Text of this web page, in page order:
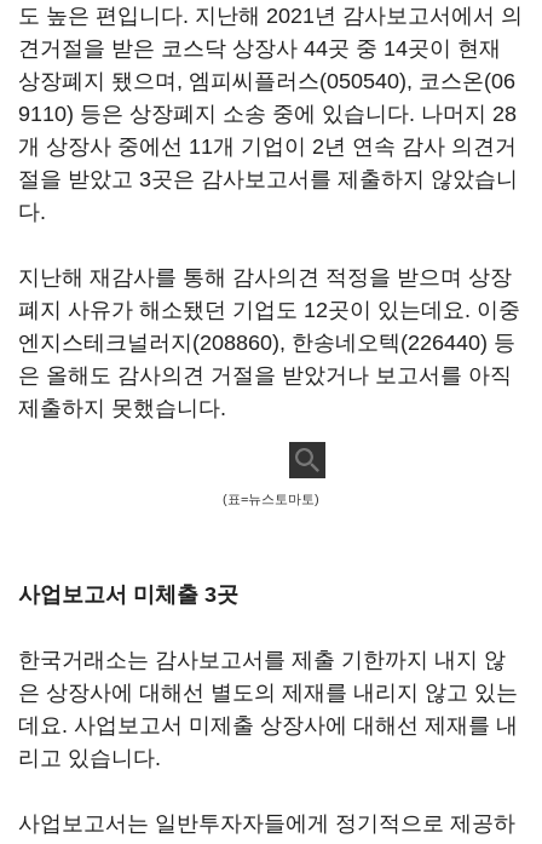
도 높은 편입니다. 지난해 2021년 감사보고서에서 의
견거절을 받은 코스닥 상장사 44곳 중 14곳이 현재
상장폐지 됐으며, 엠피씨플러스(050540), 코스온(06
9110) 등은 상장폐지 소송 중에 있습니다. 나머지 28
개 상장사 중에선 11개 기업이 2년 연속 감사 의견거
절을 받았고 3곳은 감사보고서를 제출하지 않았습니
다.
지난해 재감사를 통해 감사의견 적정을 받으며 상장
폐지 사유가 해소됐던 기업도 12곳이 있는데요. 이중
엔지스테크널러지(208860), 한송네오텍(226440) 등
은 올해도 감사의견 거절을 받았거나 보고서를 아직
제출하지 못했습니다.
(표=뉴스토마토)
사업보고서 미체출 3곳
한국거래소는 감사보고서를 제출 기한까지 내지 않
은 상장사에 대해선 별도의 제재를 내리지 않고 있는
데요. 사업보고서 미제출 상장사에 대해선 제재를 내
리고 있습니다.
사업보고서는 일반투자자들에게 정기적으로 제공하